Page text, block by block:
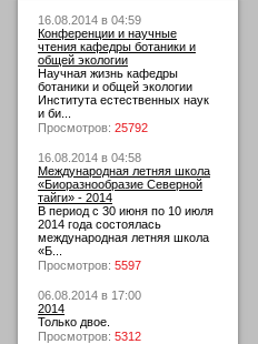
16.08.2014 в 04:59
Конференции и научные
чтения кафедры ботаники и
общей экологии
Научная жизнь кафедры
ботаники и общей экологии
Института естественных наук
и би...
Просмотров: 25792
16.08.2014 в 04:58
Международная летняя школа
«Биоразнообразие Северной
тайги» - 2014
В период с 30 июня по 10 июля
2014 года состоялась
международная летняя школа
«Б...
Просмотров: 5597
06.08.2014 в 17:00
2014
Только двое.
Просмотров: 5312